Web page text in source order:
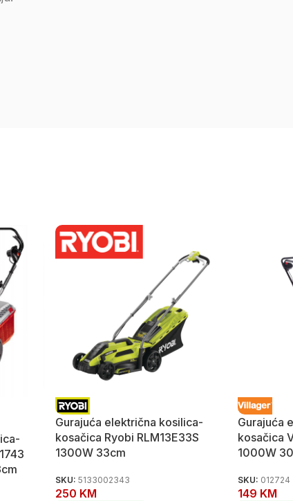
Gurajuća električna kosilica-
kosačica Ryobi RLM13E33S
1300W 33cm
SKU: 5133002343
250 KM
Gurajuća
kosačica
1000W
SKU: 012724
149 KM